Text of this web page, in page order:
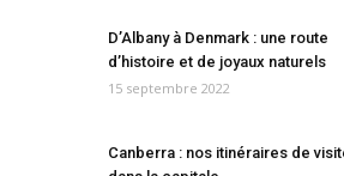
D’Albany à Denmark : une route
d’histoire et de joyaux naturels
15 septembre 2022
Canberra : nos itinéraires de